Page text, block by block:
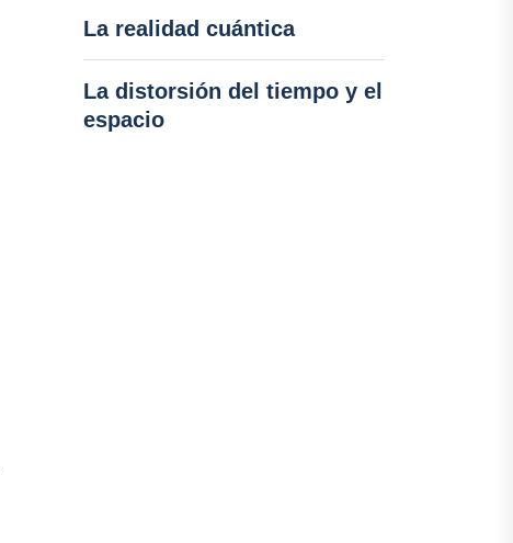
La realidad cuántica
La distorsión del tiempo y el
espacio